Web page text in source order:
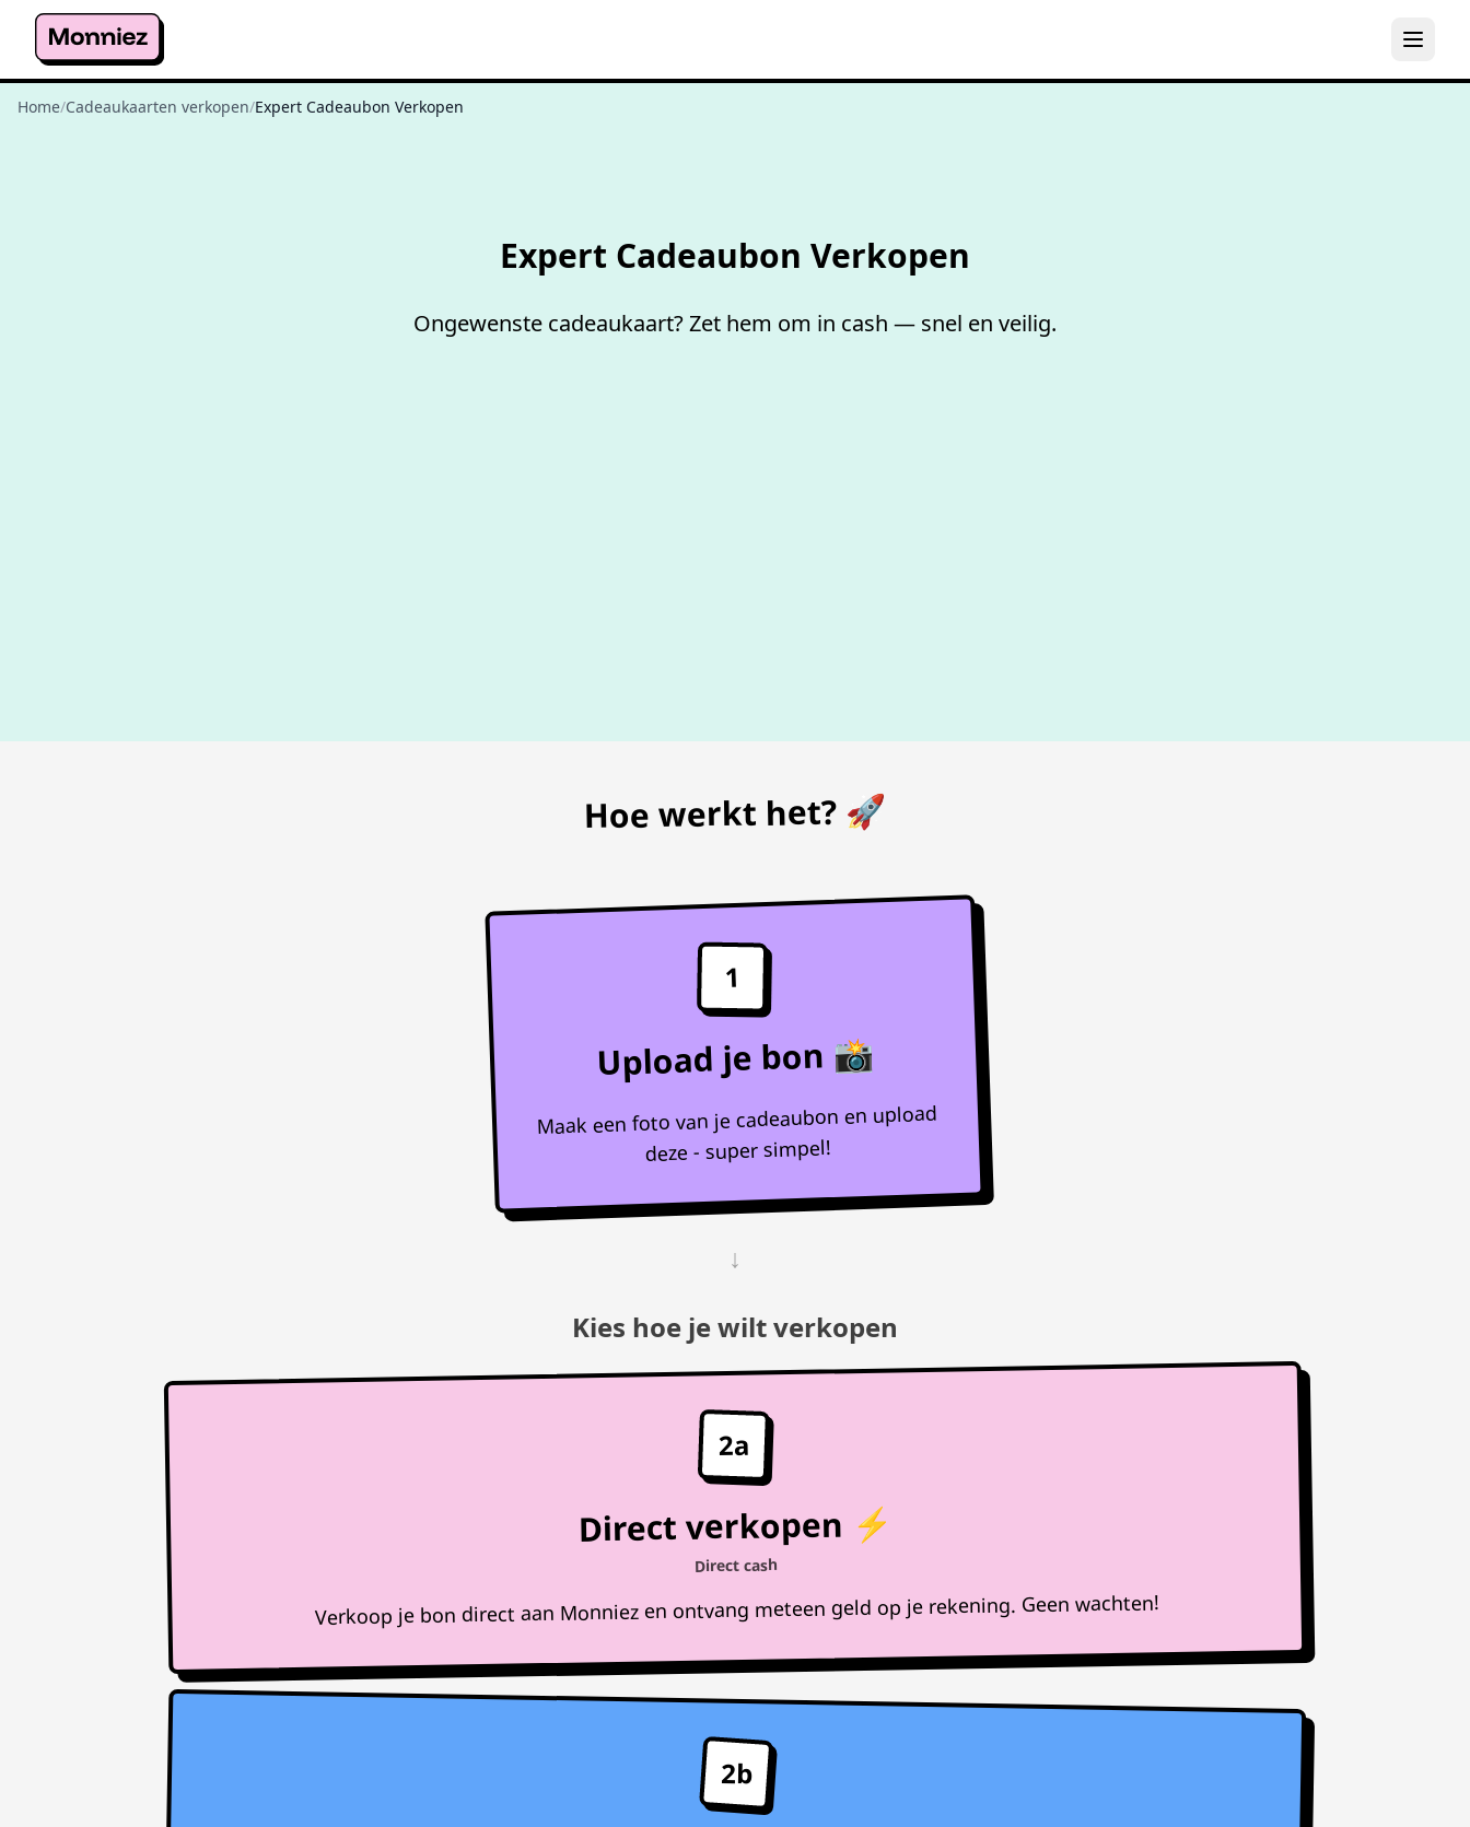
Home/Cadeaukaarten verkopen/Expert Cadeaubon Verkopen
Expert Cadeaubon Verkopen
Ongewenste cadeaukaart? Zet hem om in cash — snel en veilig.
Hoe werkt het? 🚀
1
Upload je bon 📸
Maak een foto van je cadeaubon en upload
deze - super simpel!
↓
Kies hoe je wilt verkopen
2a
Direct verkopen ⚡
Direct cash
Verkoop je bon direct aan Monniez en ontvang meteen geld op je rekening. Geen wachten!
2b